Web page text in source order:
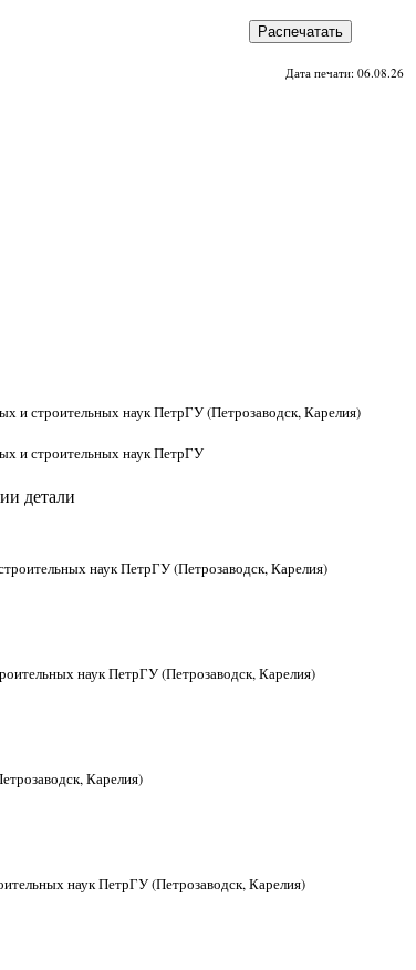
Распечатать
Дата печати: 06.08.26
и строительных наук ПетрГУ (Петрозаводск, Карелия)
и строительных наук ПетрГУ
детали
наук ПетрГУ (Петрозаводск, Карелия)
наук ПетрГУ (Петрозаводск, Карелия)
Карелия)
наук ПетрГУ (Петрозаводск, Карелия)